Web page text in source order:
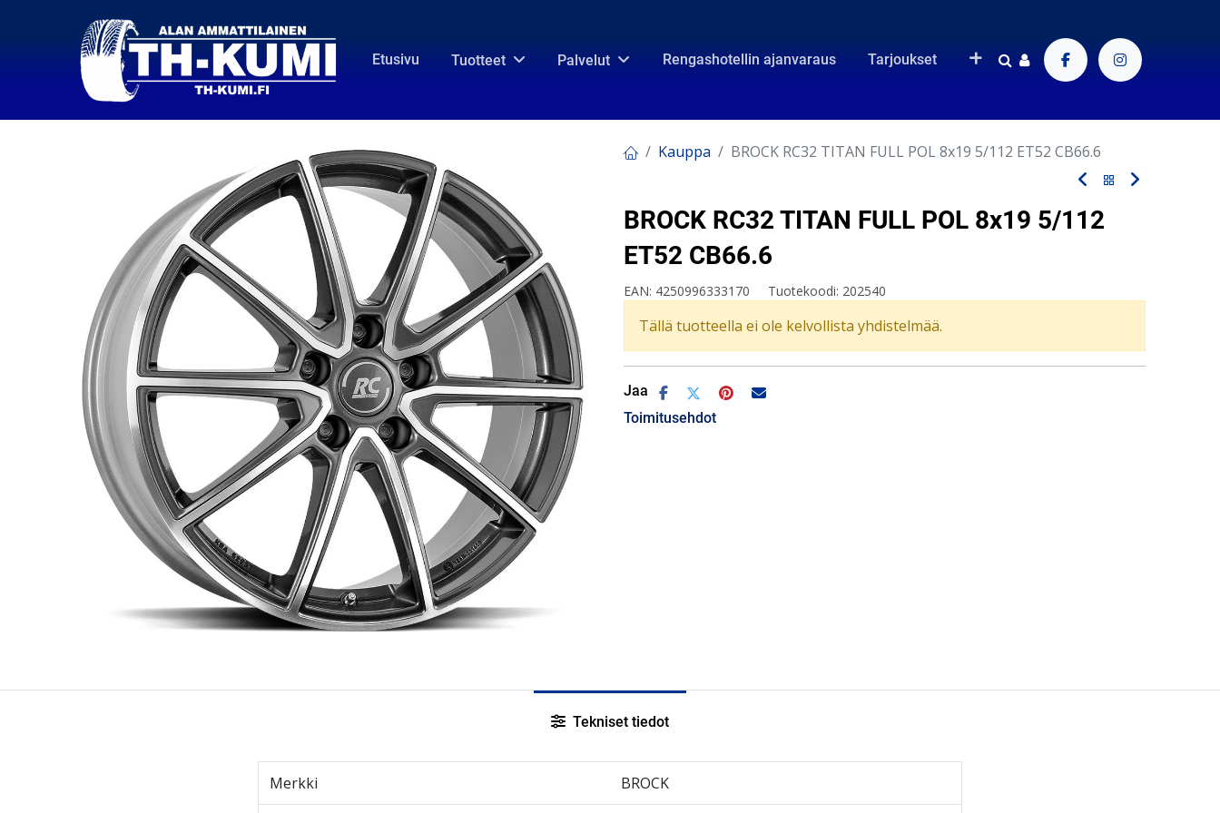
Etusivu Tuotteet Palvelut Rengashotellin ajanvaraus Tarjoukset
Kauppa BROCK RC32 TITAN FULL POL 8x19 5/112 ET52 CB66.6
BROCK RC32 TITAN FULL POL 8x19 5/112
ET52 CB66.6
EAN: 4250996333170 Tuotekoodi: 202540
Tällä tuotteella ei ole kelvollista yhdistelmää.
Jaa
Toimitusehdot
Tekniset tiedot
Merkki BROCK